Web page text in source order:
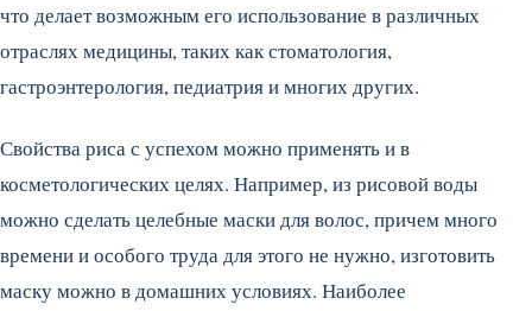
что делает возможным его использование в различных
отраслях медицины, таких как стоматология,
гастроэнтерология, педиатрия и многих других.
Свойства риса с успехом можно применять и в
косметологических целях. Например, из рисовой воды
можно сделать целебные маски для волос, причем много
времени и особого труда для этого не нужно, изготовить
маску можно в домашних условиях. Наиболее